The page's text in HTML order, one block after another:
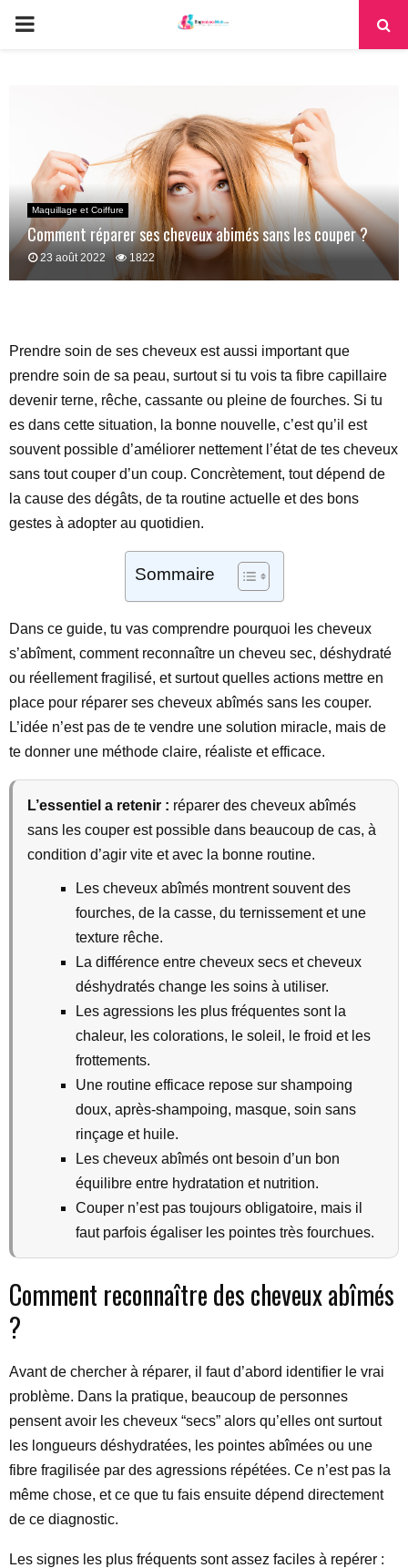
PRIMARY
Maquillage et Coiffure
Comment réparer ses cheveux abimés sans les couper ?
23 août 2022 1822
Prendre soin de ses cheveux est aussi important que
prendre soin de sa peau, surtout si tu vois ta fibre capillaire
devenir terne, rêche, cassante ou pleine de fourches. Si tu
es dans cette situation, la bonne nouvelle, c’est qu’il est
souvent possible d’améliorer nettement l’état de tes cheveux
sans tout couper d’un coup. Concrètement, tout dépend de
la cause des dégâts, de ta routine actuelle et des bons
gestes à adopter au quotidien.
Sommaire
Dans ce guide, tu vas comprendre pourquoi les cheveux
s’abîment, comment reconnaître un cheveu sec, déshydraté
ou réellement fragilisé, et surtout quelles actions mettre en
place pour réparer ses cheveux abîmés sans les couper.
L’idée n’est pas de te vendre une solution miracle, mais de
te donner une méthode claire, réaliste et efficace.
L’essentiel a retenir : réparer des cheveux abîmés
sans les couper est possible dans beaucoup de cas, à
condition d’agir vite et avec la bonne routine.
Les cheveux abîmés montrent souvent des
fourches, de la casse, du ternissement et une
texture rêche.
La différence entre cheveux secs et cheveux
déshydratés change les soins à utiliser.
Les agressions les plus fréquentes sont la
chaleur, les colorations, le soleil, le froid et les
frottements.
Une routine efficace repose sur shampoing
doux, après-shampoing, masque, soin sans
rinçage et huile.
Les cheveux abîmés ont besoin d’un bon
équilibre entre hydratation et nutrition.
Couper n’est pas toujours obligatoire, mais il
faut parfois égaliser les pointes très fourchues.
Comment reconnaître des cheveux abîmés
?
Avant de chercher à réparer, il faut d’abord identifier le vrai
problème. Dans la pratique, beaucoup de personnes
pensent avoir les cheveux “secs” alors qu’elles ont surtout
les longueurs déshydratées, les pointes abîmées ou une
fibre fragilisée par des agressions répétées. Ce n’est pas la
même chose, et ce que tu fais ensuite dépend directement
de ce diagnostic.
Les signes les plus fréquents sont assez faciles à repérer :